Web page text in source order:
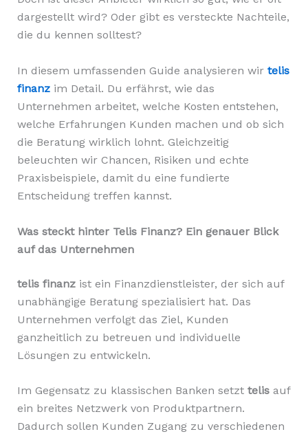
dargestellt wird? Oder gibt es versteckte Nachteile,
die du kennen solltest?
In diesem umfassenden Guide analysieren wir telis
finanzim Detail. Du erfährst, wie das
Unternehmen arbeitet, welche Kosten entstehen,
welche Erfahrungen Kunden machen und ob sich
die Beratung wirklich lohnt. Gleichzeitig
beleuchten wir Chancen, Risiken und echte
Praxisbeispiele, damit du eine fundierte
Entscheidung treffen kannst.
Was steckt hinter Telis Finanz? Ein genauer Blick
auf das Unternehmen
telis finanzist ein Finanzdienstleister, der sich auf
unabhängige Beratung spezialisiert hat. Das
Unternehmen verfolgt das Ziel, Kunden
ganzheitlich zu betreuen und individuelle
Lösungen zu entwickeln.
Im Gegensatz zu klassischen Banken setzt telisauf
ein breites Netzwerk von Produktpartnern.
Dadurch sollen Kunden Zugang zu verschiedenen